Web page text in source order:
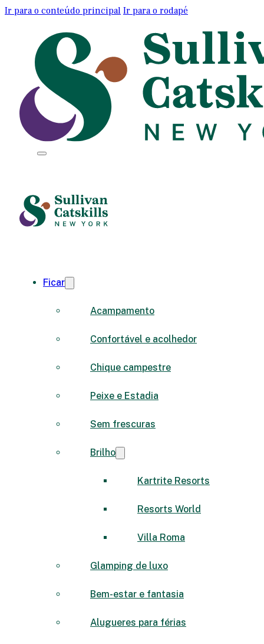
Ir para o conteúdo principal Ir para o rodapé
Ficar
Acampamento
Confortável e acolhedor
Chique campestre
Peixe e Estadia
Sem frescuras
Brilho
Kartrite Resorts
Resorts World
Villa Roma
Glamping de luxo
Bem-estar e fantasia
Alugueres para férias